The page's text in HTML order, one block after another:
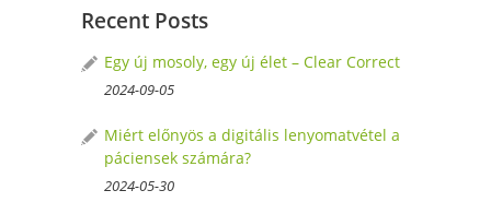
Recent Posts
Egy új mosoly, egy új élet – Clear Correct
2024-09-05
Miért előnyös a digitális lenyomatvétel a
páciensek számára?
2024-05-30